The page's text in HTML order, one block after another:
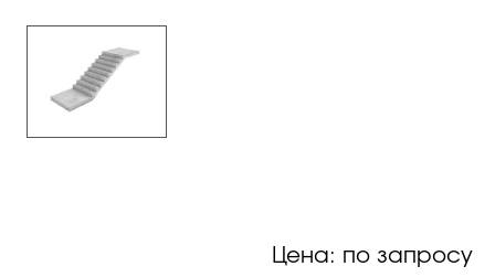
Цена: по запросу